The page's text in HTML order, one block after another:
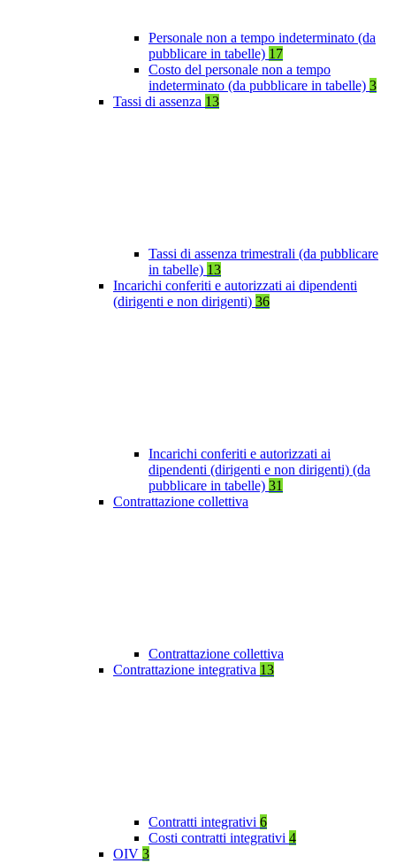
Personale non a tempo indeterminato (da
pubblicare in tabelle) 17
Costo del personale non a tempo
indeterminato (da pubblicare in tabelle) 3
Tassi di assenza 13
Tassi di assenza trimestrali (da pubblicare
in tabelle) 13
Incarichi conferiti e autorizzati ai dipendenti
(dirigenti e non dirigenti) 36
Incarichi conferiti e autorizzati ai
dipendenti (dirigenti e non dirigenti) (da
pubblicare in tabelle) 31
Contrattazione collettiva
Contrattazione collettiva
Contrattazione integrativa 13
Contratti integrativi 6
Costi contratti integrativi 4
OIV 3